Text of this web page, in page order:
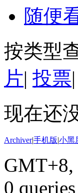
随便
按类型
片| 投票|
现在还
Archiver|手机版|小黑
GMT+8,
0